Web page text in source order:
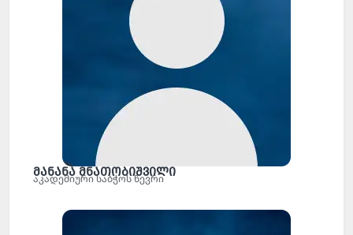
მანანა მნათობიშვილი
აკადემიური საბჭოს წევრი